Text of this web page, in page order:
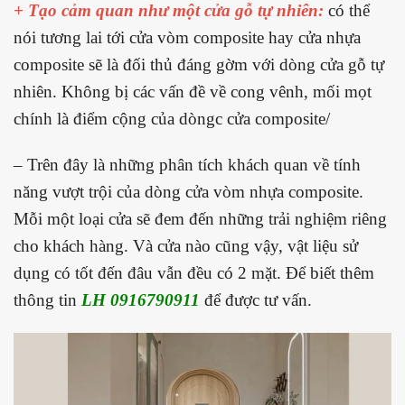
+ Tạo cảm quan như một cửa gỗ tự nhiên: có thể
nói tương lai tới cửa vòm composite hay cửa nhựa
composite sẽ là đối thủ đáng gờm với dòng cửa gỗ tự
nhiên. Không bị các vấn đề về cong vênh, mối mọt
chính là điểm cộng của dòngc cửa composite/
– Trên đây là những phân tích khách quan về tính
năng vượt trội của dòng cửa vòm nhựa composite.
Mỗi một loại cửa sẽ đem đến những trải nghiệm riêng
cho khách hàng. Và cửa nào cũng vậy, vật liệu sử
dụng có tốt đến đâu vẫn đều có 2 mặt. Để biết thêm
thông tin LH 0916790911 để được tư vấn.